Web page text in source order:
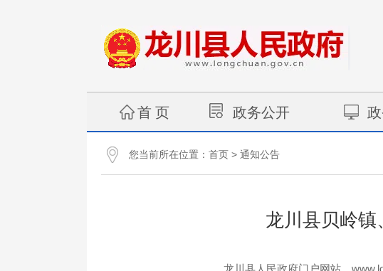
首 页 政务公开
您当前所在位置： 首页 > 通知公告
龙川县贝岭